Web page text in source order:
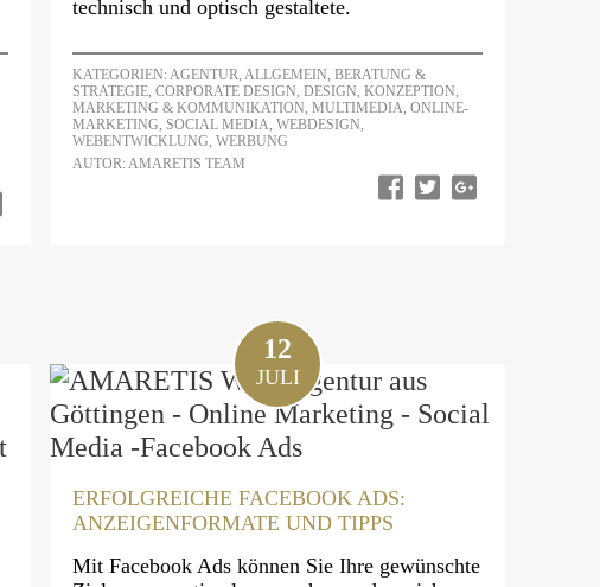
technisch und optisch gestaltete.
KATEGORIEN:AGENTUR,ALLGEMEIN,BERATUNG &
STRATEGIE,CORPORATE DESIGN,DESIGN,KONZEPTION,
MARKETING & KOMMUNIKATION,MULTIMEDIA,ONLINE-
MARKETING, SOCIAL MEDIA,WEBDESIGN,
WEBENTWICKLUNG,WERBUNG
AUTOR: AMARETIS TEAM
12
JULI
ERFOLGREICHE FACEBOOK ADS:
ANZEIGENFORMATE UND TIPPS
Mit Facebook Ads können Sie Ihre gewünschte